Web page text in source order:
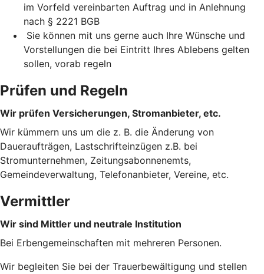
im Vorfeld vereinbarten Auftrag und in Anlehnung
nach § 2221 BGB
Sie können mit uns gerne auch Ihre Wünsche und
Vorstellungen die bei Eintritt Ihres Ablebens gelten
sollen, vorab regeln
Prüfen und Regeln
Wir prüfen Versicherungen, Stromanbieter, etc.
Wir kümmern uns um die z. B. die Änderung von
Daueraufträgen, Lastschrifteinzügen z.B. bei
Stromunternehmen, Zeitungsabonnenemts,
Gemeindeverwaltung, Telefonanbieter, Vereine, etc.
Vermittler
Wir sind Mittler und neutrale Institution
Bei Erbengemeinschaften mit mehreren Personen.
Wir begleiten Sie bei der Trauerbewältigung und stellen